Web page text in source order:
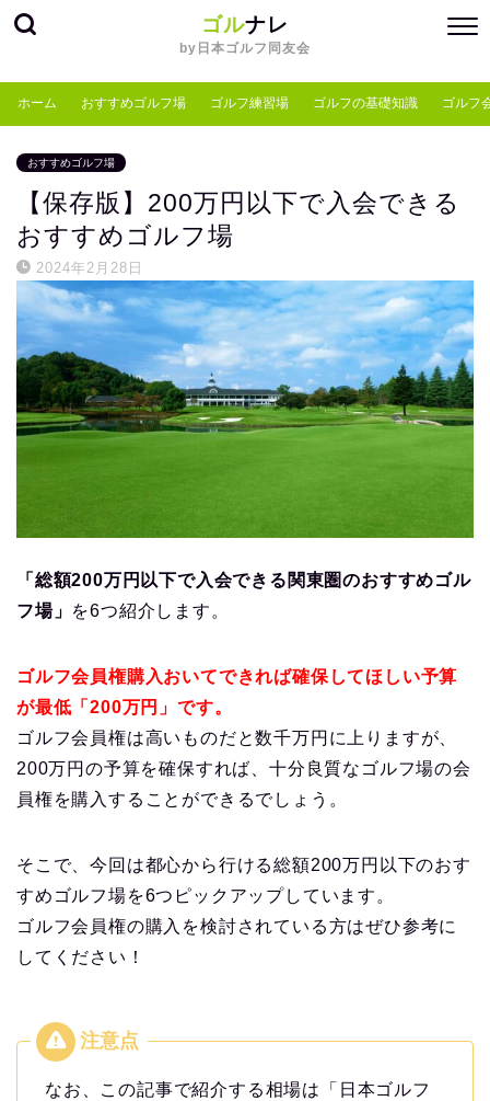
ゴルナレ
by日本ゴルフ同友会
ホーム おすすめゴルフ場 ゴルフ練習場 ゴルフの基礎知識 ゴルフ
おすすめゴルフ場
【保存版】200万円以下で入会できる
おすすめゴルフ場
2024年2月28日
「総額200万円以下で入会できる関東圏のおすすめゴル
フ場」 を6つ紹介します。
ゴルフ会員権購入おいてできれば確保してほしい予算
が最低「200万円」です。
ゴルフ会員権は高いものだと数千万円に上りますが、
200万円の予算を確保すれば、十分良質なゴルフ場の会
員権を購入することができるでしょう。
そこで、今回は都心から行ける総額200万円以下のおす
すめゴルフ場を6つピックアップしています。
ゴルフ会員権の購入を検討されている方はぜひ参考に
してください！
なお、この記事で紹介する相場は「日本ゴルフ